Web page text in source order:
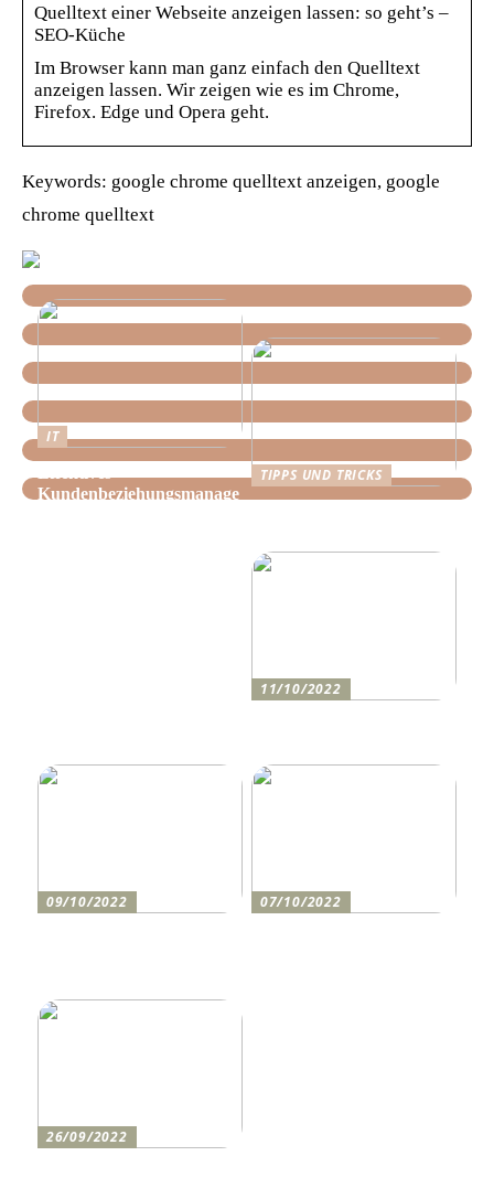
Quelltext einer Webseite anzeigen lassen: so geht’s –
SEO-Küche
Im Browser kann man ganz einfach den Quelltext
anzeigen lassen. Wir zeigen wie es im Chrome,
Firefox. Edge und Opera geht.
Keywords: google chrome quelltext anzeigen, google
chrome quelltext
IT
Kundenbeziehungsmanage
TIPPS UND TRICKS
11/10/2022
09/10/2022
07/10/2022
26/09/2022